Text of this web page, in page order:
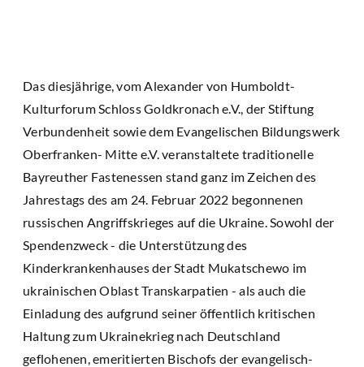
Das diesjährige, vom Alexander von Humboldt-
Kulturforum Schloss Goldkronach e.V., der Stiftung
Verbundenheit sowie dem Evangelischen Bildungswerk
Oberfranken- Mitte e.V. veranstaltete traditionelle
Bayreuther Fastenessen stand ganz im Zeichen des
Jahrestags des am 24. Februar 2022 begonnenen
russischen Angriffskrieges auf die Ukraine. Sowohl der
Spendenzweck - die Unterstützung des
Kinderkrankenhauses der Stadt Mukatschewo im
ukrainischen Oblast Transkarpatien - als auch die
Einladung des aufgrund seiner öffentlich kritischen
Haltung zum Ukrainekrieg nach Deutschland
geflohenen, emeritierten Bischofs der evangelisch-